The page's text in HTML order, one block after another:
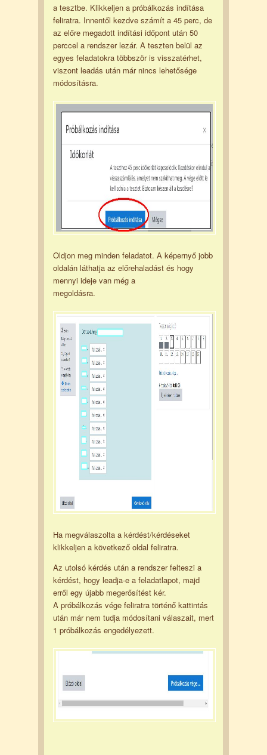
a tesztbe. Klikkeljen a próbálkozás indítása
feliratra. Innentől kezdve számít a 45 perc, de
az előre megadott indítási időpont után 50
perccel a rendszer lezár. A teszten belül az
egyes feladatokra többször is visszatérhet,
viszont leadás után már nincs lehetősége
módosításra.
Oldjon meg minden feladatot. A képernyő jobb
oldalán láthatja az előrehaladást és hogy
mennyi ideje van még a
megoldásra.
Ha megválaszolta a kérdést/kérdéseket
klikkeljen a következő oldal feliratra.
Az utolsó kérdés után a rendszer felteszi a
kérdést, hogy leadja-e a feladatlapot, majd
erről egy újabb megerősítést kér.
A próbálkozás vége feliratra történő kattintás
után már nem tudja módosítani válaszait, mert
1 próbálkozás engedélyezett.